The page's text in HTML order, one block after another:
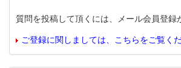
質問を投稿して頂くには、メール会員登録
ご登録に関しましては、こちらをご覧くだ